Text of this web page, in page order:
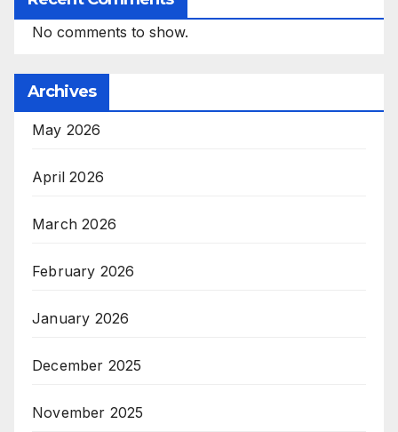
No comments to show.
Archives
May 2026
April 2026
March 2026
February 2026
January 2026
December 2025
November 2025